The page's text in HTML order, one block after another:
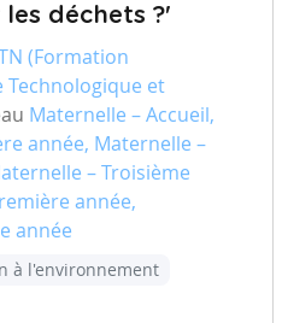
déchets ?'
(Formation
Technologique et
Maternelle – Accueil,
année, Maternelle –
– Troisième
année,
année
à l'environnement